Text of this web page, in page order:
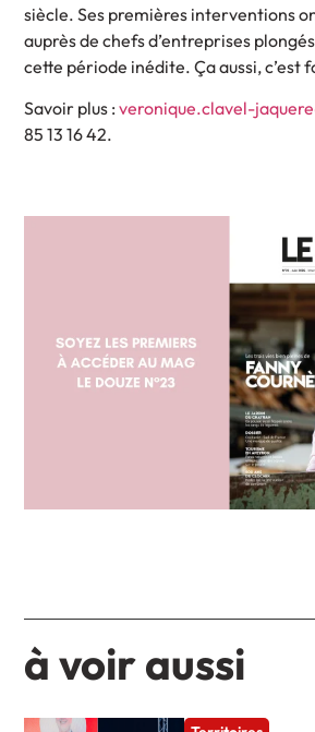
siècle. Ses premières interventions
auprès de chefs d’entreprises
cette période inédite. Ça aussi, c’est
Savoir plus :veronique.clavel-
85 13 16 42.
à voir aussi